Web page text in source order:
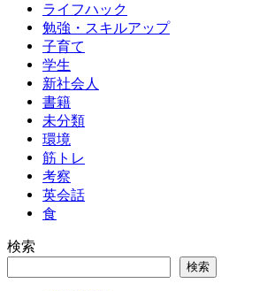
ライフハック
勉強・スキルアップ
子育て
学生
新社会人
書籍
未分類
環境
筋トレ
考察
英会話
食
検索
検索